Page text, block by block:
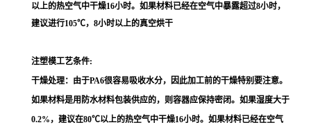
以上的热空气中干燥16小时。如果材料已经在空气中暴露超过8小时，
建议进行105℃，8小时以上的真空烘干
注塑模工艺条件:
干燥处理：由于PA6很容易吸收水分，因此加工前的干燥特别要注意。
如果材料是用防水材料包装供应的，则容器应保持密闭。如果湿度大于
0.2%，建议在80℃以上的热空气中干燥16小时。如果材料已经在空气